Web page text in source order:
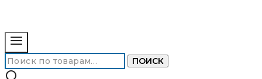
Искать: ПОИСК